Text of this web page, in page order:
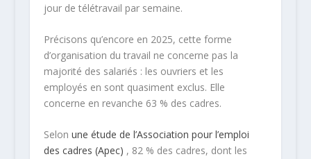
jour de télétravail par semaine.
Précisons qu’encore en 2025, cette forme
d’organisation du travail ne concerne pas la
majorité des salariés : les ouvriers et les
employés en sont quasiment exclus. Elle
concerne en revanche 63 % des cadres.
Selon une étude de l’Association pour l’emploi
des cadres (Apec) , 82 % des cadres, dont les